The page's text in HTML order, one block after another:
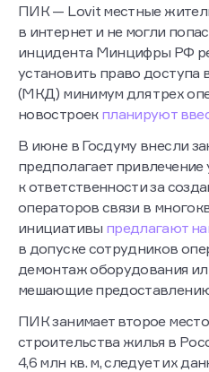
ПИК — Lovit местные
в интернет и не могли
инцидента Минцифры РФ
установить право
(МКД) минимум для трех
новостроек планируют
В июне в Госдуму внесли
предполагает
к ответственности за
операторов связи в
инициативы предлагают
в допуске сотрудников
демонтаж оборудования
мешающие предоставлению
ПИК занимает второе
строительства жилья в
4,6 млн кв. м, следует их